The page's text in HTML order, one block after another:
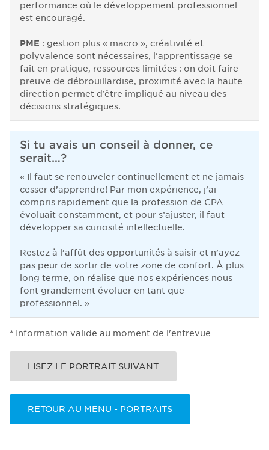
performance où le développement professionnel
est encouragé.
PME : gestion plus « macro », créativité et
polyvalence sont nécessaires, l'apprentissage se
fait en pratique, ressources limitées : on doit faire
preuve de débrouillardise, proximité avec la haute
direction permet d’être impliqué au niveau des
décisions stratégiques.
Si tu avais un conseil à donner, ce
serait…?
« Il faut se renouveler continuellement et ne jamais
cesser d’apprendre! Par mon expérience, j’ai
compris rapidement que la profession de CPA
évoluait constamment, et pour s’ajuster, il faut
développer sa curiosité intellectuelle.
Restez à l’affût des opportunités à saisir et n’ayez
pas peur de sortir de votre zone de confort. À plus
long terme, on réalise que nos expériences nous
font grandement évoluer en tant que
professionnel. »
* Information valide au moment de l'entrevue
LISEZ LE PORTRAIT SUIVANT
RETOUR AU MENU - PORTRAITS